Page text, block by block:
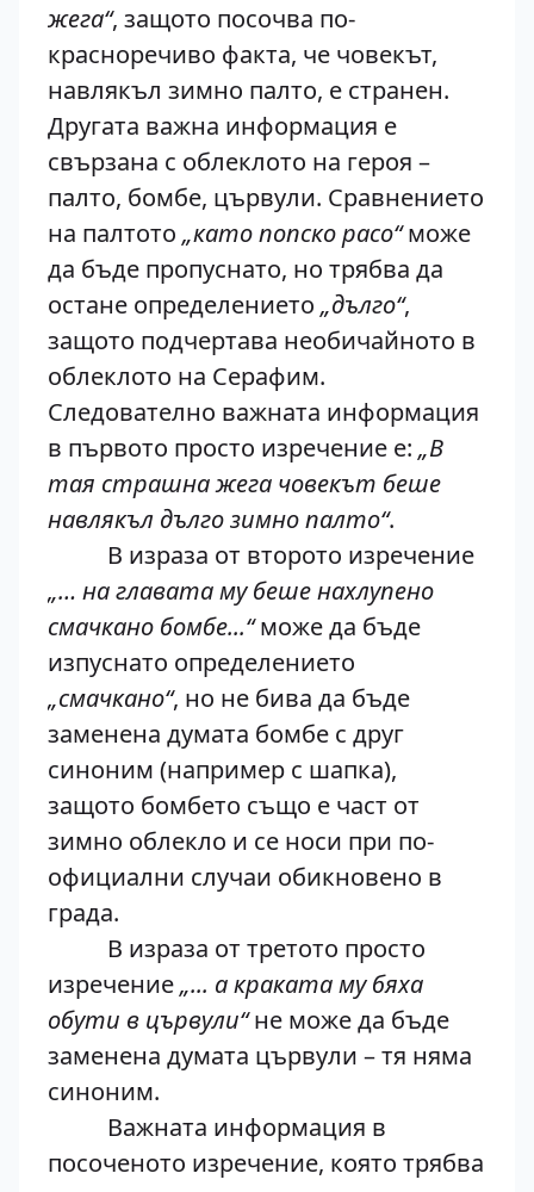
жега“, защото посочва по-
красноречиво факта, че човекът,
навлякъл зимно палто, е странен.
Другата важна информация е
свързана с облеклото на героя –
палто, бомбе, цървули. Сравнението
на палтото „като попско расо“може
да бъде пропуснато, но трябва да
остане определението „дълго“,
защото подчертава необичайното в
облеклото на Серафим.
Следователно важната информация
в първото просто изречение е: „В
тая страшна жега човекът беше
навлякъл дълго зимно палто“.
В израза от второто изречение
„… на главата му беше нахлупено
смачкано бомбе...“може да бъде
изпуснато определението
„смачкано“, но не бива да бъде
заменена думата бомбе с друг
синоним (например с шапка),
защото бомбето също е част от
зимно облекло и се носи при по-
официални случаи обикновено в
града.
В израза от третото просто
изречение„... а краката му бяха
обути в цървули“не може да бъде
заменена думата цървули – тя няма
синоним.
Важната информация в
посоченото изречение, която трябва